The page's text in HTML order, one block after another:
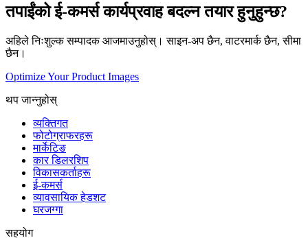
तपाईंको ई-कमर्स कार्यप्रवाह बदल्न तयार हुनुहुन्छ?
अहिले निःशुल्क सम्पादक आजमाउनुहोस्। साइन-अप छैन, वाटरमार्क छैन, सीमा
छैन।
Optimize Your Product Images
थप जान्नुहोस्
व्यक्तिगत
फोटोग्राफरहरू
मार्केटिङ
कार डिलरशिप
विकासकर्ताहरू
ई-कमर्स
व्यावसायिक हेडशट
घरजग्गा
सहयोग